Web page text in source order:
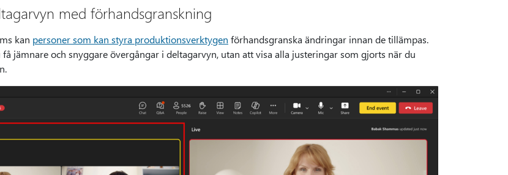
med förhandsgranskning
kan personer som kan styra produktionsverktygen förhandsgranska ändringar innan de tillämpas.
få jämnare och snyggare övergångar i deltagarvyn, utan att visa alla justeringar som gjorts när du